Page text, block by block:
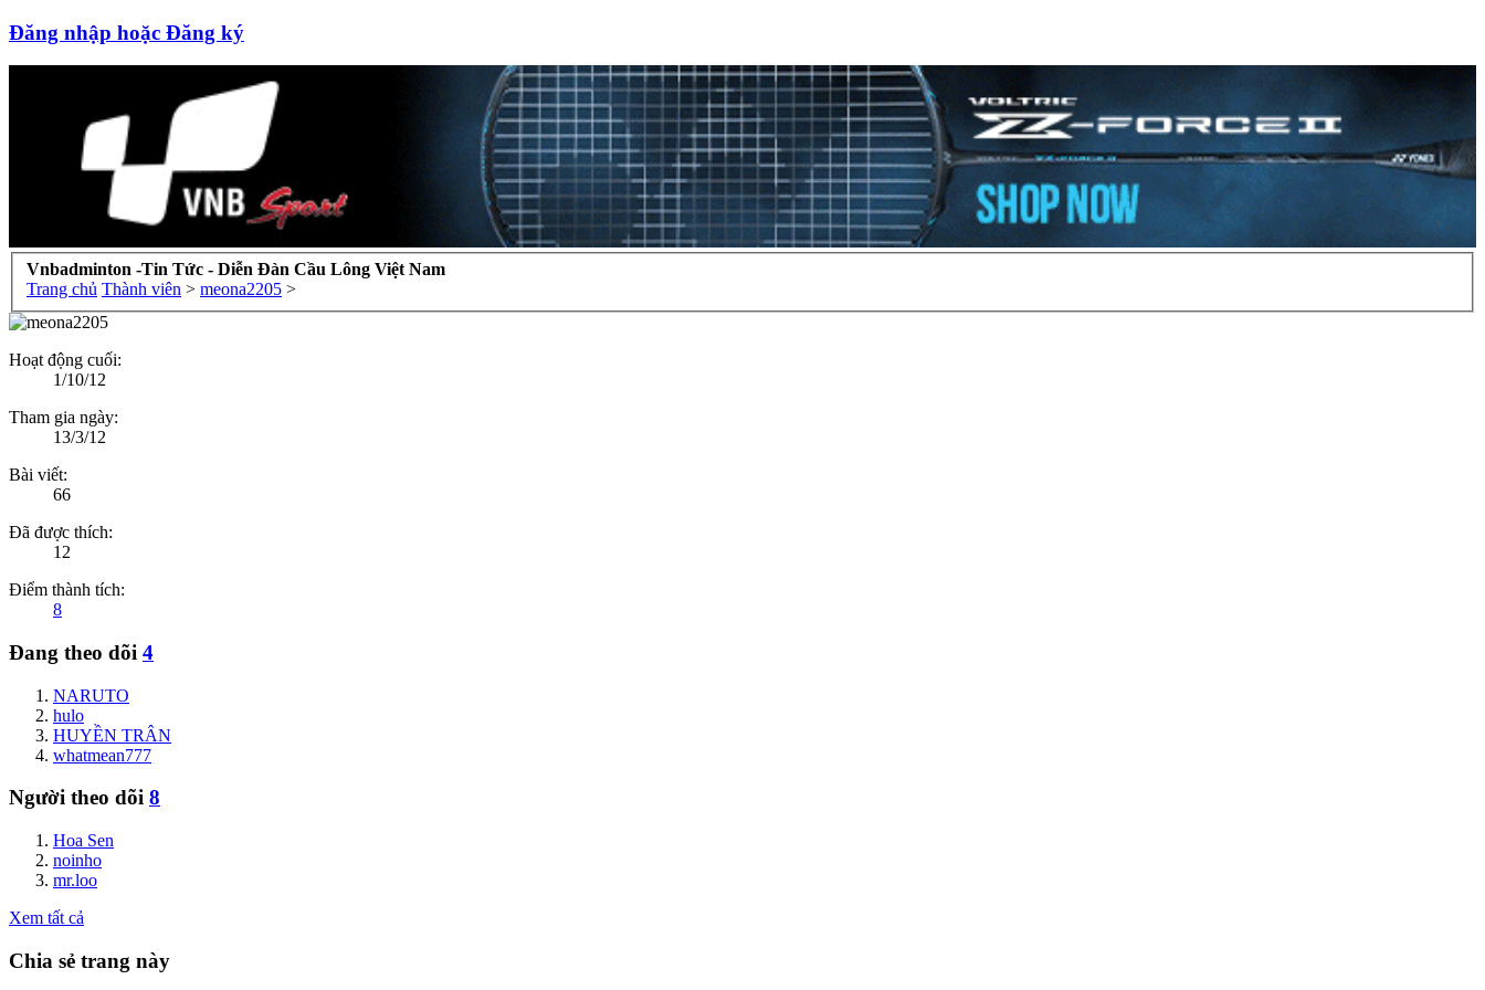
Đăng nhập hoặc Đăng ký
Vnbadminton -Tin Tức - Diễn Đàn Cầu Lông Việt Nam
Trang chủ Thành viên > meona2205 >
Hoạt động cuối:
1/10/12
Tham gia ngày:
13/3/12
Bài viết:
66
Đã được thích:
12
Điểm thành tích:
8
Đang theo dõi 4
NARUTO
hulo
HUYỀN TRÂN
whatmean777
Người theo dõi 8
Hoa Sen
noinho
mr.loo
Xem tất cả
Chia sẻ trang này